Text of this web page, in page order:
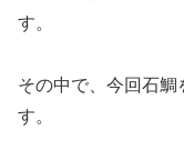
す。
その中で、今回石鯛
す。